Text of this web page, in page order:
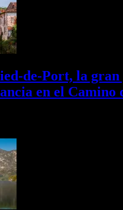
de-Port, la gran
en el Camino